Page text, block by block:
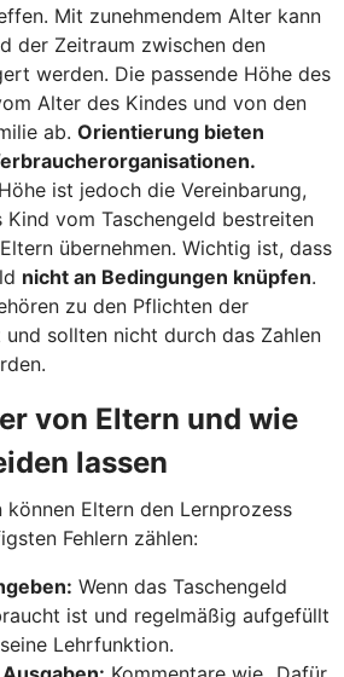
Mit zunehmendem Alter kann
der Zeitraum zwischen den
werden. Die passende Höhe des
Alter des Kindes und von den
ab. Orientierung bieten
ist jedoch die Vereinbarung,
Kind vom Taschengeld bestreiten
übernehmen. Wichtig ist, dass
nicht an Bedingungen knüpfen.
zu den Pflichten der
und sollten nicht durch das Zahlen
von Eltern und wie
lassen
Eltern den Lernprozess
Fehlern zählen:
Wenn das Taschengeld
ist und regelmäßig aufgefüllt
Lehrfunktion.